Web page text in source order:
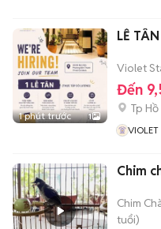
1 phút trước 1
LỄ
Violet
Đến
Tp
VIOLET
Chim
Chim
tuổi)